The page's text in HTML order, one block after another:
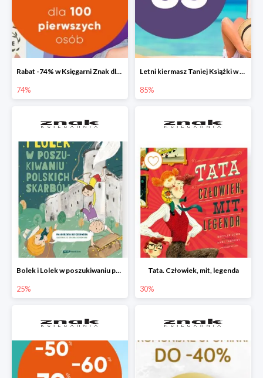
Rabat -74% w Księgarni Znak dla 100 pierwszych osób!
74%
Letni kiermasz Taniej Książki w Ksiegarni Znak do -85%!
85%
Bolek i Lolek w poszukiwaniu polskich skarbów
25%
Tata. Człowiek, mit, legenda
30%